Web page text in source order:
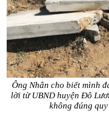
Ông Nhân cho biết mình
lời từ UBND huyện Đô
không đúng